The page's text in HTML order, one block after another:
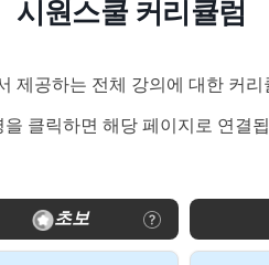
시원스쿨 커리큘럼
제공하는 전체 강의에 대한 커리
을 클릭하면 해당 페이지로 연결
초보